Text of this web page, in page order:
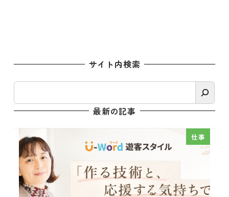
サイト内検索
検
索
最新の記事
仕事